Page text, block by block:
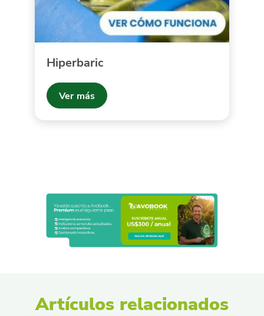
Hiperbaric
Ver más
Artículos relacionados